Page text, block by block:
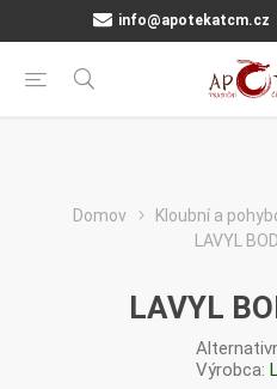
info@apotekatcm.cz
Domov Kloubní a
LAVYL
LAVYL
Výrobca: